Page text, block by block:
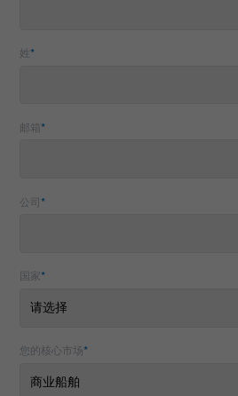
姓 *
邮箱*
公司*
国家*
您的核心市场*